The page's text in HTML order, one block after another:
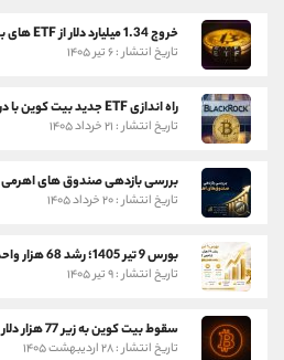
خروج 1.34 میلیارد دلار از ETF های بیت کوین در یک هفته
تاریخ انتشار : ۶ تیر ۱۴۰۵
راه اندازی ETF جدید بیت کوین با درآمد ماهانه
تاریخ انتشار : ۲۱ خرداد ۱۴۰۵
بررسی بازدهی صندوق های اهرمی
تاریخ انتشار : ۲۰ خرداد ۱۴۰۵
تاریخ انتشار : ۹ تیر ۱۴۰۵
سقوط بیت کوین به زیر 77 هزار دلار
تاریخ انتشار : ۲۸ اردیبهشت ۱۴۰۵